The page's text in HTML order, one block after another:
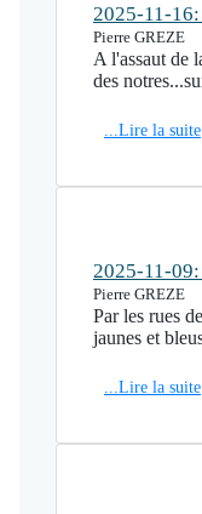
2025-11-
Pierre GREZE
A l'assaut de
des
...Lire la suite
2025-11-
Pierre GREZE
Par les rues
jaunes et
...Lire la suite